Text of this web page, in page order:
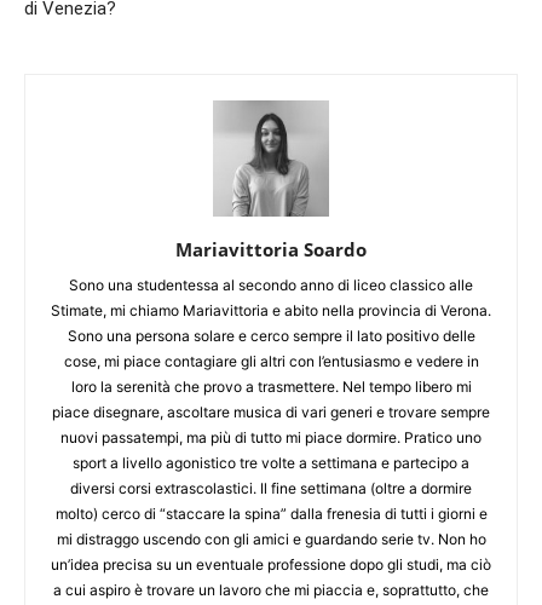
di Venezia?
Mariavittoria Soardo
Sono una studentessa al secondo anno di liceo classico alle
Stimate, mi chiamo Mariavittoria e abito nella provincia di Verona.
Sono una persona solare e cerco sempre il lato positivo delle
cose, mi piace contagiare gli altri con l’entusiasmo e vedere in
loro la serenità che provo a trasmettere. Nel tempo libero mi
piace disegnare, ascoltare musica di vari generi e trovare sempre
nuovi passatempi, ma più di tutto mi piace dormire. Pratico uno
sport a livello agonistico tre volte a settimana e partecipo a
diversi corsi extrascolastici. Il fine settimana (oltre a dormire
molto) cerco di “staccare la spina” dalla frenesia di tutti i giorni e
mi distraggo uscendo con gli amici e guardando serie tv. Non ho
un’idea precisa su un eventuale professione dopo gli studi, ma ciò
a cui aspiro è trovare un lavoro che mi piaccia e, soprattutto, che